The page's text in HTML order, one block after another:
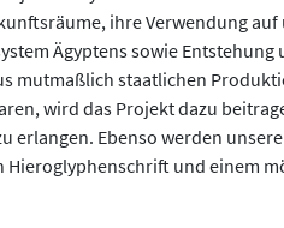
ihre Verwendung
Ägyptens sowie Entstehung
mutmaßlich staatlichen
wird das Projekt dazu
erlangen. Ebenso werden
Hieroglyphenschrift und einem